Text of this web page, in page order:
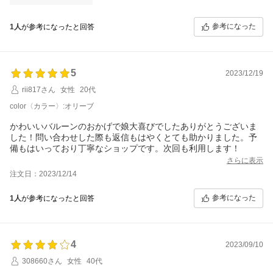
1人が参考になったと回答 参考になった
5
2023/12/19
rii817さん
女性
20代
color〈カラー〉:オリーブ
かわいいバルーンのおかげで娘大喜びでしたありがとうございま
した！問い合わせした際も返信もはやくとても助かりました。予
備もはいっており丁寧なショップです。次回も利用します！
さらに表示
注文日：2023/12/14
1人が参考になったと回答 参考になった
4
2023/09/10
308660さん
女性 40代